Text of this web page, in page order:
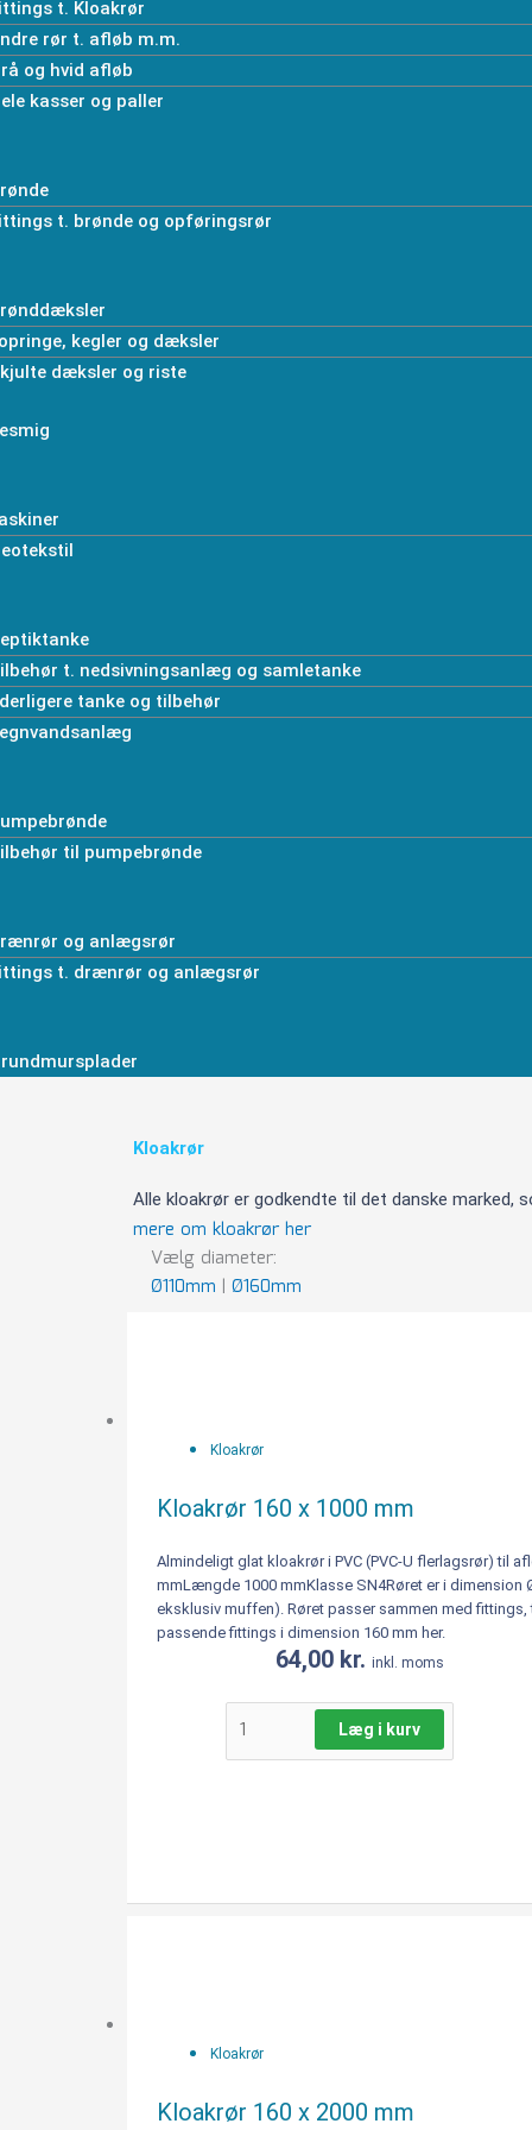
t. Kloakrør
rør t. afløb m.m.
og hvid afløb
kasser og paller
t. brønde og opføringsrør
kegler og dæksler
dæksler og riste
t. nedsivningsanlæg og samletanke
tanke og tilbehør
til pumpebrønde
og anlægsrør
t. drænrør og anlægsrør
Kloakrør
Alle kloakrør er godkendte til det danske marked,
mere om kloakrør her
Vælg diameter:
Ø110mm | Ø160mm
Kloakrør
Kloakrør 160 x 1000 mm
Almindeligt glat kloakrør i PVC (PVC-U flerlagsrør) til
mmLængde 1000 mmKlasse SN4Røret er i dimension
eksklusiv muffen). Røret passer sammen med
passende fittings i dimension 160 mm her.
64,00 kr. inkl. moms
mm
Læg i kurv
Kloakrør
Kloakrør 160 x 2000 mm
mm